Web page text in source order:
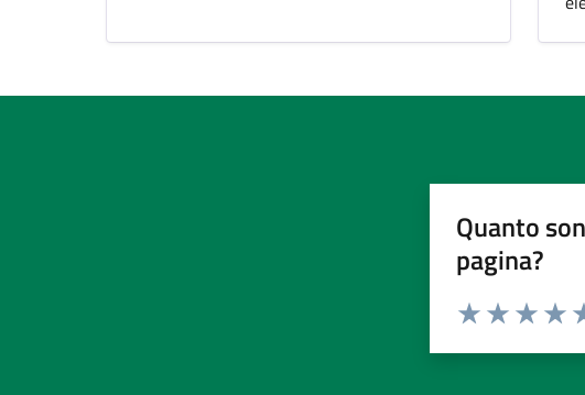
Quanto
pagina?
Valuta da 1 a 5 stelle la